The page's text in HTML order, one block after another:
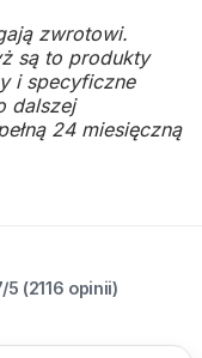
zwrotowi.
są to produkty
i specyficzne
dalszej
24 miesięczną
5 (2116 opinii)